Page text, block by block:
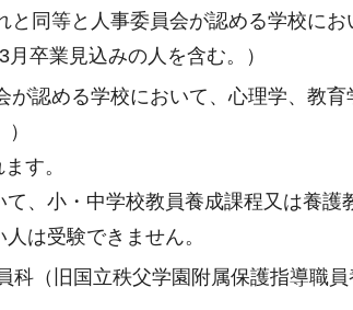
同等と人事委員会が認める学校に
卒業見込みの人を含む。）
認める学校において、心理学、教
す。
、小・中学校教員養成課程又は養護
は受験できません。
（旧国立秩父学園附属保護指導職